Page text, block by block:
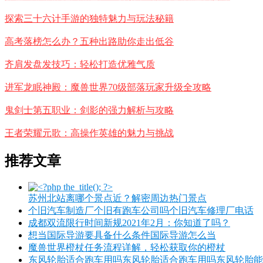
探索三十六计手游的独特魅力与玩法秘籍
高考落榜怎么办？五种出路助你走出低谷
齐肩发盘发技巧：轻松打造优雅气质
进军龙眠神殿：魔兽世界70级部落玩家升级全攻略
鬼剑士第五职业：剑影的强力解析与攻略
王者荣耀元歌：高操作英雄的魅力与挑战
推荐文章
苏州北站离哪个景点近？解密周边热门景点
个旧汽车制造厂个旧有跑车公司吗个旧汽车修理厂电话
成都双流限行时间新规2021年2月：你知道了吗？
想当国际导游要具备什么条件国际导游怎么当
魔兽世界橙杖任务流程详解，轻松获取你的橙杖
东风轮胎适合跑车用吗东风轮胎适合跑车用吗东风轮胎